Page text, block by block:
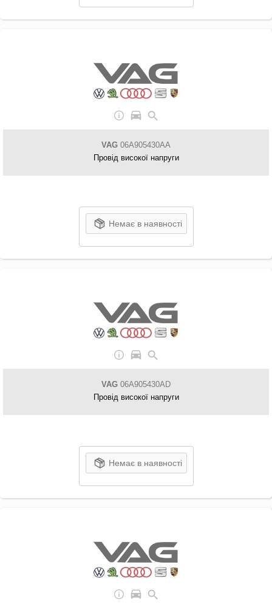
VAG 06A905430AA
Провід високої напруги
Немає в наявності
VAG 06A905430AD
Провід високої напруги
Немає в наявності